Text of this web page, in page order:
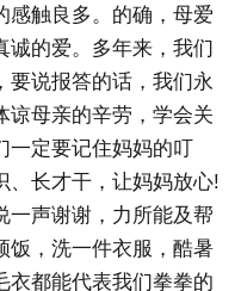
触良多。的确，母爱
诚的爱。多年来，我们
要说报答的话，我们永
谅母亲的辛劳，学会关
一定要记住妈妈的叮
、长才干，让妈妈放心!
一声谢谢，力所能及帮
饭，洗一件衣服，酷暑
衣都能代表我们拳拳的